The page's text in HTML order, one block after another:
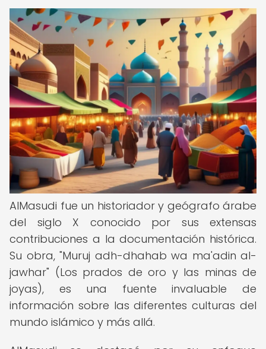
AlMasudi fue un historiador y geógrafo árabe
del siglo X conocido por sus extensas
contribuciones a la documentación histórica.
Su obra, "Muruj adh-dhahab wa ma'adin al-
jawhar" (Los prados de oro y las minas de
joyas), es una fuente invaluable de
información sobre las diferentes culturas del
mundo islámico y más allá.